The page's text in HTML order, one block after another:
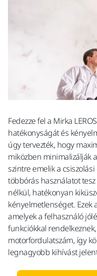
Fedezze fel a Mirka
hatékonyságát és
úgy tervezték, hogy
miközben minimalizálják
szintre emelik a
többórás használatot
nélkül, hatékonyan
kényelmetlenséget. Ezek
amelyek a felhasználó
funkciókkal
motorfordulatszám, így
legnagyobb kihívást